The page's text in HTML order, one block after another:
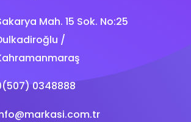
Mah. 15 Sok. No:25
/
0348888